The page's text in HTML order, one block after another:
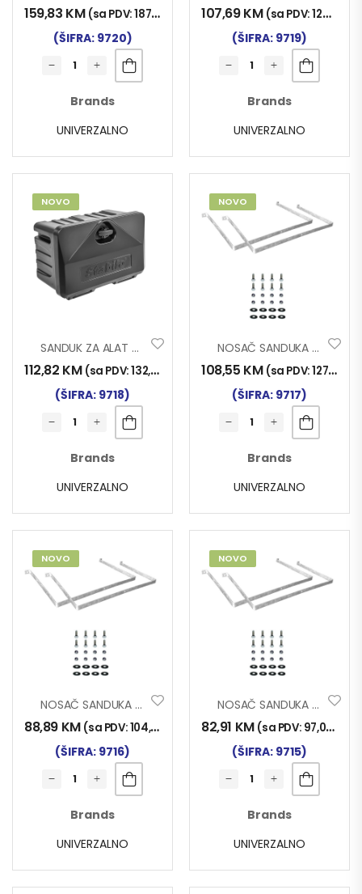
159,83 KM (sa PDV:187,00
(ŠIFRA: 9720)
Brands
UNIVERZALNO
107,69KM (sa PDV:126,00
(ŠIFRA: 9719)
Brands
UNIVERZALNO
NOVO
SANDUK ZA ALAT STABILO 51x34x30
112,82 KM (sa PDV:132,00
(ŠIFRA: 9718)
Brands
UNIVERZALNO
NOVO
NOSAČ SANDUKA ZA ALAT U4 2/1 1100mm
108,55 KM (sa PDV:127,00
(ŠIFRA: 9717)
Brands
UNIVERZALNO
NOVO
NOSAČ SANDUKA ZA ALAT U4 2/1 800mm
88,89 KM (sa PDV:104,00
(ŠIFRA: 9716)
Brands
UNIVERZALNO
NOVO
NOSAČ SANDUKA ZA ALAT U4 2/1 600mm
82,91 KM (sa PDV: 97,00
(ŠIFRA: 9715)
Brands
UNIVERZALNO